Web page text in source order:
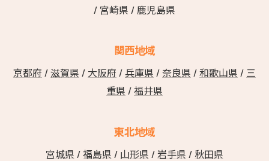
/ 宮崎県 / 鹿児島県
関西地域
京都府 /滋賀県 / 大阪府 /兵庫県 /奈良県 /和歌山県 / 三
重県 /福井県
東北地域
宮城県 /福島県 / 山形県 /岩手県 / 秋田県